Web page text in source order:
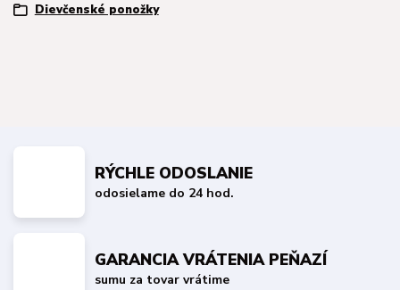
Dievčenské ponožky
RÝCHLE ODOSLANIE
odosielame do 24 hod.
GARANCIA VRÁTENIA PEŇAZÍ
sumu za tovar vrátime